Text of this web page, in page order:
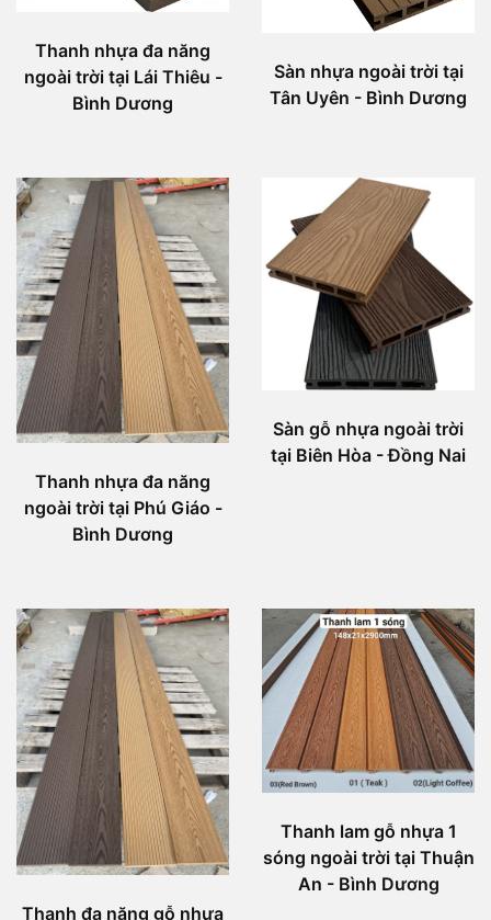
Thanh nhựa đa năng
ngoài trời tại Lái Thiêu -
Bình Dương
Sàn nhựa ngoài trời tại
Tân Uyên - Bình Dương
Thanh nhựa đa năng
ngoài trời tại Phú Giáo -
Bình Dương
Sàn gỗ nhựa ngoài trời
tại Biên Hòa - Đồng Nai
Thanh đa năng gỗ nhựa
Thanh lam gỗ nhựa 1
sóng ngoài trời tại Thuận
An - Bình Dương